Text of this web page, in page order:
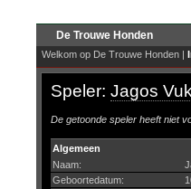
De Trouwe Honden
Welkom op De Trouwe Honden |
Speler: Jagos
De getoonde speler heeft niet
Algemeen
Naam:
Geboortedatum: